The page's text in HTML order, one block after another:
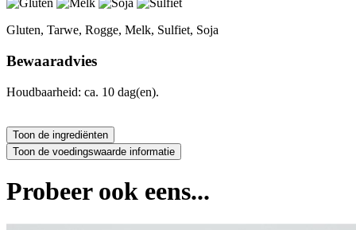
Gluten, Tarwe, Rogge, Melk, Sulfiet, Soja
Bewaaradvies
Houdbaarheid: ca. 10 dag(en).
Probeer ook eens...